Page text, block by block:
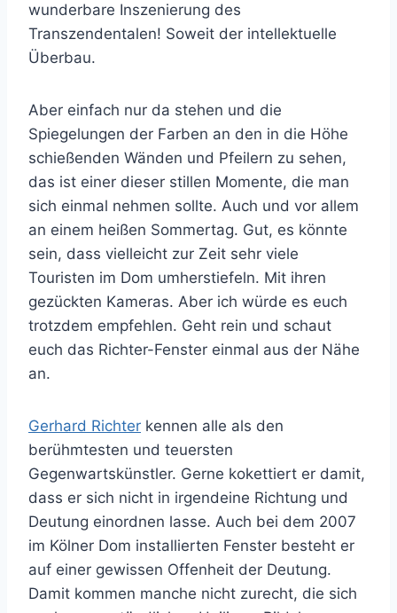
wunderbare Inszenierung des
Transzendentalen! Soweit der intellektuelle
Überbau.
Aber einfach nur da stehen und die
Spiegelungen der Farben an den in die Höhe
schießenden Wänden und Pfeilern zu sehen,
das ist einer dieser stillen Momente, die man
sich einmal nehmen sollte. Auch und vor allem
an einem heißen Sommertag. Gut, es könnte
sein, dass vielleicht zur Zeit sehr viele
Touristen im Dom umherstiefeln. Mit ihren
gezückten Kameras. Aber ich würde es euch
trotzdem empfehlen. Geht rein und schaut
euch das Richter-Fenster einmal aus der Nähe
an.
Gerhard Richter kennen alle als den
berühmtesten und teuersten
Gegenwartskünstler. Gerne kokettiert er damit,
dass er sich nicht in irgendeine Richtung und
Deutung einordnen lasse. Auch bei dem 2007
im Kölner Dom installierten Fenster besteht er
auf einer gewissen Offenheit der Deutung.
Damit kommen manche nicht zurecht, die sich